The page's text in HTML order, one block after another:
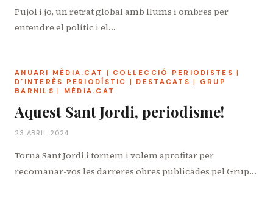
Pujol i jo, un retrat global amb llums i ombres per
entendre el polític i el…
ANUARI MÈDIA.CAT | COL·LECCIÓ PERIODISTES |
D'INTERÈS PERIODÍSTIC | DESTACATS | GRUP
BARNILS | MÈDIA.CAT
Aquest Sant Jordi, periodisme!
23 ABRIL 2024
Torna Sant Jordi i tornem i volem aprofitar per
recomanar-vos les darreres obres publicades pel Grup…